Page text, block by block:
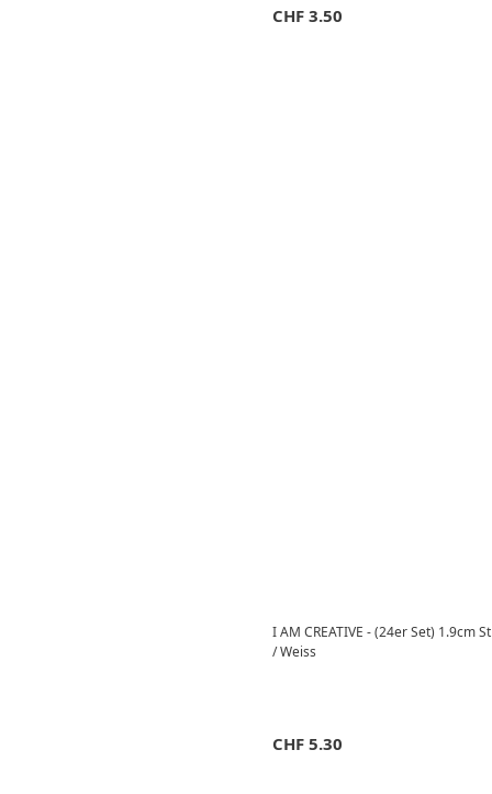
CHF 3.50
I AM CREATIVE - (24er Set) 1.9cm
/ Weiss
CHF 5.30